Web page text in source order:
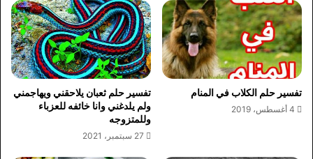
تفسير حلم الكلاب في المنام
4 أغسطس، 2019
تفسير حلم ثعبان يلاحقني ويهاجمني
ولم يلدغني وانا خائفه للعزباء
وللمتزوجه
27 سبتمبر، 2021